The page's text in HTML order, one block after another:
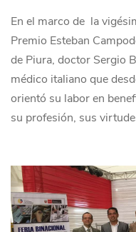
En el marco de la
Premio Esteban
de Piura, doctor Sergio
médico italiano que
orientó su labor en
su profesión, sus